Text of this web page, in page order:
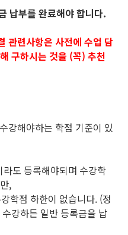
납부를 완료해야 합니다.
관련사항은 사전에 수업 담
구하시는 것을 (꼭) 추천
강해야하는 학점 기준이 있
도 등록해야되며 수강학
,
학점 하한이 없습니다. (정
강하든 일반 등록금을 납